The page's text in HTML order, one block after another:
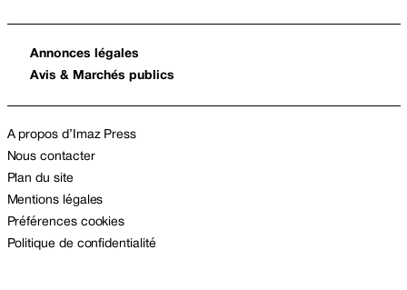
Annonces légales
Avis & Marchés publics
A propos d’Imaz Press
Nous contacter
Plan du site
Mentions légales
Préférences cookies
Politique de confidentialité